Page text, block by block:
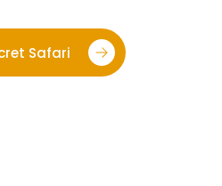
Safari